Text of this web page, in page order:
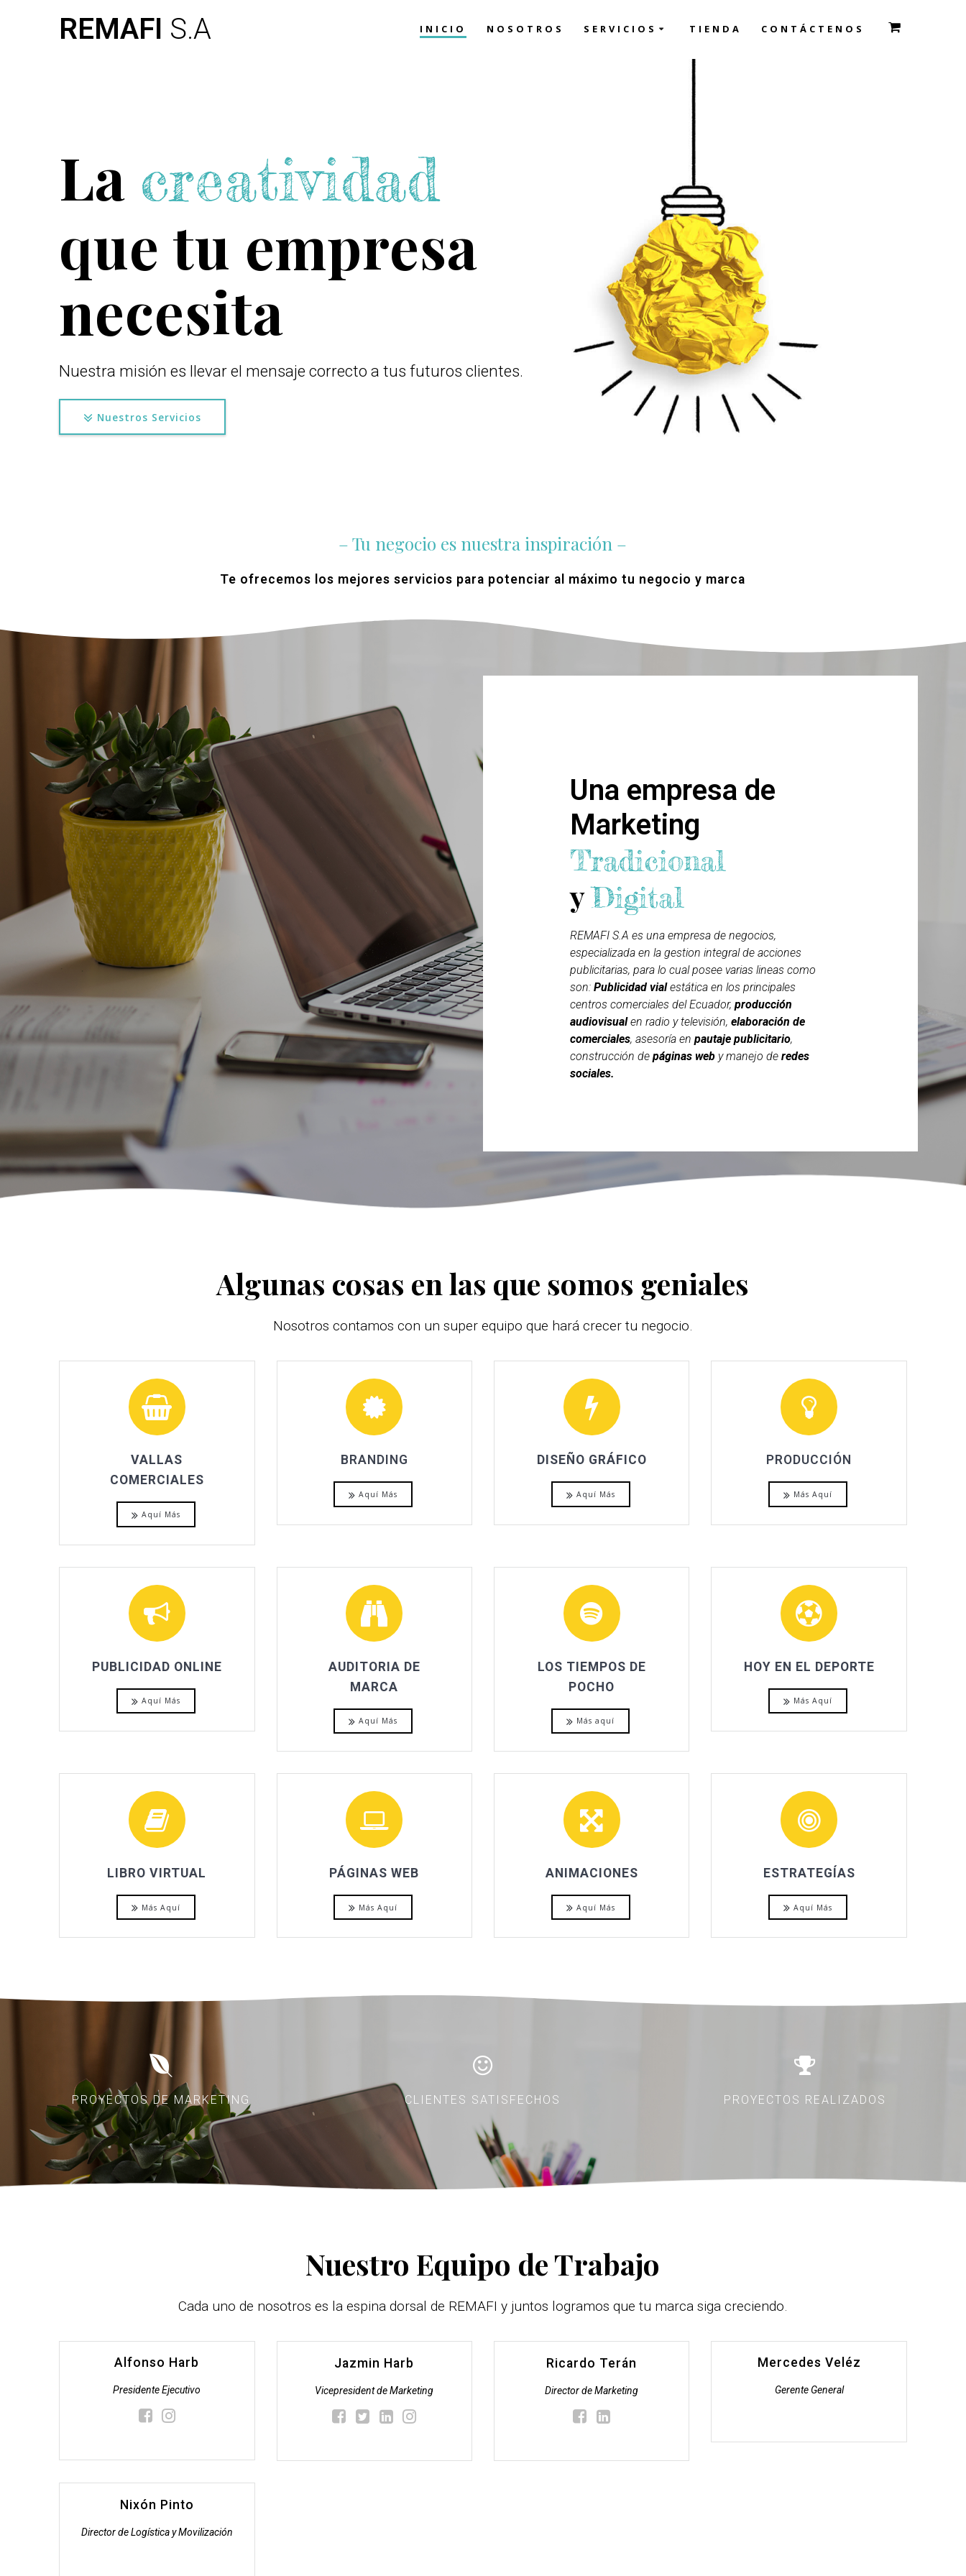
REMAFI S.A INICIO NOSOTROS SERVICIOS TIENDA CONTÁCTENOS
La creatividad
que tu empresa
necesita
Nuestra misión es llevar el mensaje correcto a tus futuros clientes.
Nuestros Servicios
– Tu negocio es nuestra inspiración –
Te ofrecemos los mejores servicios para potenciar al máximo tu negocio y marca
Una empresa de
Marketing
Tradicional
yDigital
REMAFI S.A es una empresa de negocios,
especializada en la gestion integral de acciones
publicitarias, para lo cual posee varias lineas como
son: Publicidad vialestática en los principales
centros comerciales del Ecuador, producción
audiovisualen radio y televisión, elaboración de
comerciales, asesoría en pautaje publicitario,
construcción de páginas weby manejo de redes
sociales.
Algunas cosas en las que somos geniales
Nosotros contamos con un super equipo que hará crecer tu negocio.
VALLAS
COMERCIALES
Aquí Más
BRANDING
Aquí Más
DISEÑO GRÁFICO
Aquí Más
PRODUCCIÓN
Más Aquí
PUBLICIDAD ONLINE
Aquí Más
AUDITORIA DE
MARCA
Aquí Más
LOS TIEMPOS DE
POCHO
Más aquí
HOY EN EL DEPORTE
Más Aquí
LIBRO VIRTUAL
Más Aquí
PÁGINAS WEB
Más Aquí
ANIMACIONES
Aquí Más
ESTRATEGÍAS
Aquí Más
PROYECTOS DE MARKETING CLIENTES SATISFECHOS PROYECTOS REALIZADOS
Nuestro Equipo de Trabajo
Cada uno de nosotros es la espina dorsal de REMAFI y juntos logramos que tu marca siga creciendo.
Alfonso Harb
Presidente Ejecutivo
Jazmin Harb
Vicepresident de Marketing
Ricardo Terán
Director de Marketing
Mercedes Veléz
Gerente General
Nixón Pinto
Director de Logística y Movilización